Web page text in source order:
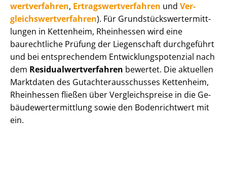
wert­ver­fah­ren, Er­trags­wert­ver­fah­ren und Ver­
gleichs­wert­ver­fah­ren). Für Grund­stücks­wert­ermitt­
lun­gen in Kettenheim, Rheinhessen wird eine
baurechtliche Prüfung der Liegenschaft durchgeführt
und bei entsprechendem Ent­wick­lungs­po­ten­zi­al nach
dem Re­si­du­al­wert­ver­fah­ren bewertet. Die aktuellen
Marktdaten des Gut­ach­ter­aus­schus­ses Kettenheim,
Rheinhessen fließen über Ver­gleichs­prei­se in die Ge­
bäu­de­wert­ermitt­lung sowie den Bodenrichtwert mit
ein.